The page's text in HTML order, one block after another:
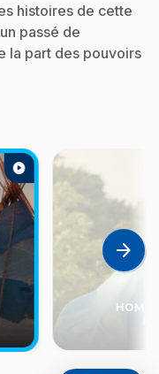
histoires de cette
passé de
la part des pouvoirs
play_circle
arrow_forward